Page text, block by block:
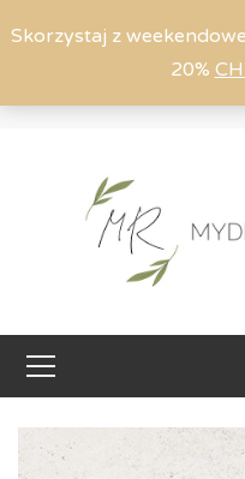
Skorzystaj z
20%